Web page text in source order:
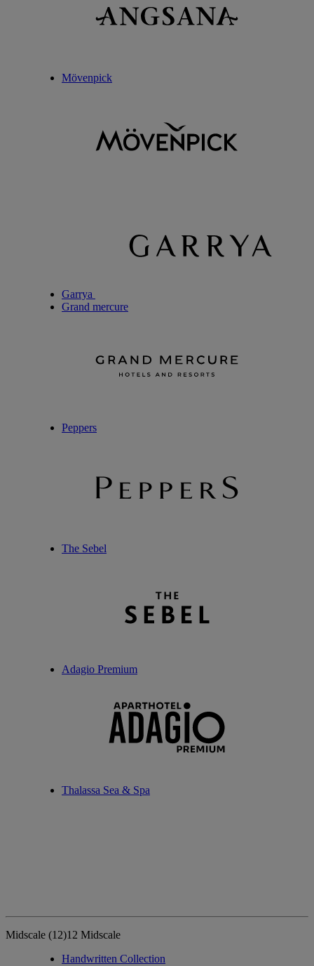
Mövenpick
Garrya
Grand mercure
Peppers
The Sebel
Adagio Premium
Thalassa Sea & Spa
Midscale (12)12 Midscale
Handwritten Collection